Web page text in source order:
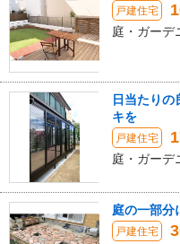
戸建住宅
庭・ガーデ
日当たりの
キを
戸建住宅
庭・ガーデ
庭の一部分
戸建住宅